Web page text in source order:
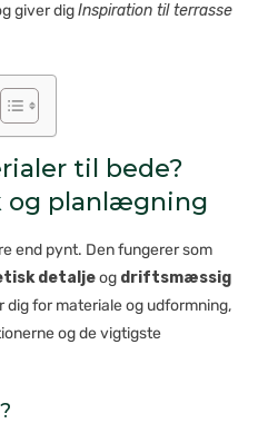
giver digInspiration til terrasse
til bede?
planlægning
end pynt. Den fungerer som
detaljeog driftsmæssig
dig for materiale og udformning,
og de vigtigste